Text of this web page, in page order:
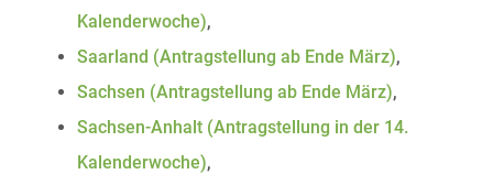
Kalenderwoche),
Saarland (Antragstellung ab Ende März),
Sachsen (Antragstellung ab Ende März),
Sachsen-Anhalt (Antragstellung in der 14.
Kalenderwoche),